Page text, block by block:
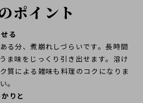
ポイント
る
る分、煮崩れしづらいです。長時間
ま味をじっくり引き出せます。溶け
質による雑味も料理のコクになりま
。
りと